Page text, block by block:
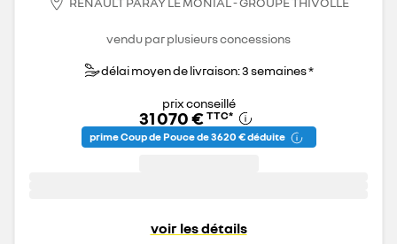
vendu par plusieurs concessions
délai moyen de livraison: 3 semaines *
prix conseillé
31 070 € TTC*
prime Coup de Pouce de 3 620 € déduite
voir les détails